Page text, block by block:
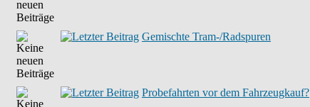
Gemischte Tram-/Radspuren
Probefahrten vor dem Fahrzeugkauf?